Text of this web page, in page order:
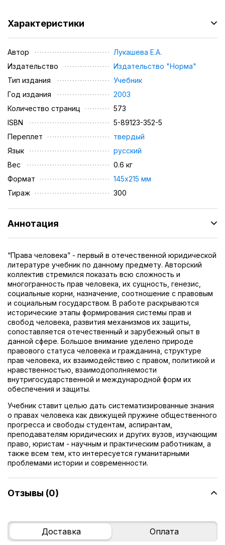
Характеристики
Автор
Лукашева Е.А.
Издательство
Издательство "Норма"
Тип издания
Учебник
Год издания
2003
Количество страниц
573
ISBN
5-89123-352-5
Переплет
твердый
Язык
русский
Вес
0.6 кг
Формат
145х215 мм
Тираж
300
Аннотация
“Права человека” - первый в отечественной юридической
литературе учебник по данному предмету. Авторский
коллектив стремился показать всю сложность и
многогранность прав человека, их сущность, генезис,
социальные корни, назначение, соотношение с правовым
и социальным государством. В работе раскрываются
исторические этапы формирования системы прав и
свобод человека, развития механизмов их защиты,
сопоставляется отечественный и зарубежный опыт в
данной сфере. Большое внимание уделено природе
правового статуса человека и гражданина, структуре
прав человека, их взаимодействию с правом, политикой и
нравственностью, взаимодополняемости
внутригосударственной и международной форм их
обеспечения и защиты.
Учебник ставит целью дать систематизированные знания
о правах человека как движущей пружине общественного
прогресса и свободы студентам, аспирантам,
преподавателям юридических и других вузов, изучающим
право, юристам - научным и практическим работникам, а
также всем тем, кто интересуется гуманитарными
проблемами истории и современности.
Отзывы (0)
Доставка Оплата